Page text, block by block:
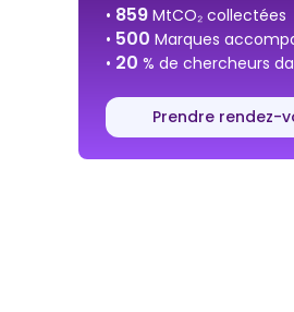
• 859 MtCO₂ collectées
• 500 Marques
• 20 % de chercheurs
Prendre rendez-